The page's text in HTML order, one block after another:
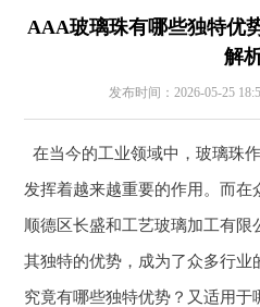
AAA玻璃珠有哪些独特优
解
发布时间：2026-05-25
在当今的工业领域中，玻璃珠
发挥着越来越重要的作用。而
顺德区长盛和工艺玻璃加工有
其独特的优势，成为了众多行
究竟有哪些独特优势？又适用于